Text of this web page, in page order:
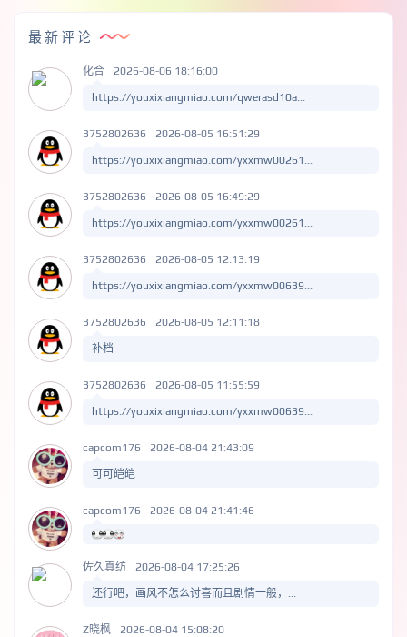
最新评论
化合 2026-08-06 18:16:00
https://youxixiangmiao.com/qwerasd10a...
3752802636 2026-08-05 16:51:29
https://youxixiangmiao.com/yxxmw00261...
3752802636 2026-08-05 16:49:29
https://youxixiangmiao.com/yxxmw00261...
3752802636 2026-08-05 12:13:19
https://youxixiangmiao.com/yxxmw00639...
3752802636 2026-08-05 12:11:18
补档
3752802636 2026-08-05 11:55:59
https://youxixiangmiao.com/yxxmw00639...
capcom176 2026-08-04 21:43:09
可可皑皑
capcom176 2026-08-04 21:41:46
佐久真纺 2026-08-04 17:25:26
还行吧，画风不怎么讨喜而且剧情一般，...
Z晓枫 2026-08-04 15:08:20